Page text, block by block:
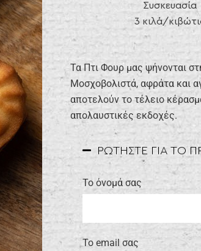
Συσκευασία
3 κιλά/
Τα Πτι Φουρ μας ψήνονται
Μοσχοβολιστά, αφράτα και
αποτελούν το τέλειο
απολαυστικές εκδοχές.
ΡΩΤΗΣΤΕ ΓΙΑ ΤΟ
Το όνομά σας
Το email σας